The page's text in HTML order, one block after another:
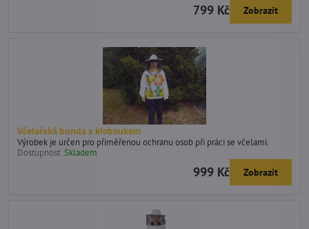
799 Kč Zobrazit
Včelařská bunda s kloboukem
Výrobek je určen pro přiměřenou ochranu osob při práci se včelami.
Dostupnost:Skladem
999 Kč Zobrazit